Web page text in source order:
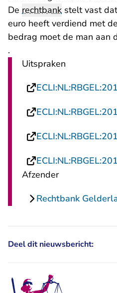
De rechtbank stelt vast
euro heeft verdiend met
bedrag moet de man aan
.
Uitspraken
Afzender
Rechtbank
Deel dit nieuwsbericht: